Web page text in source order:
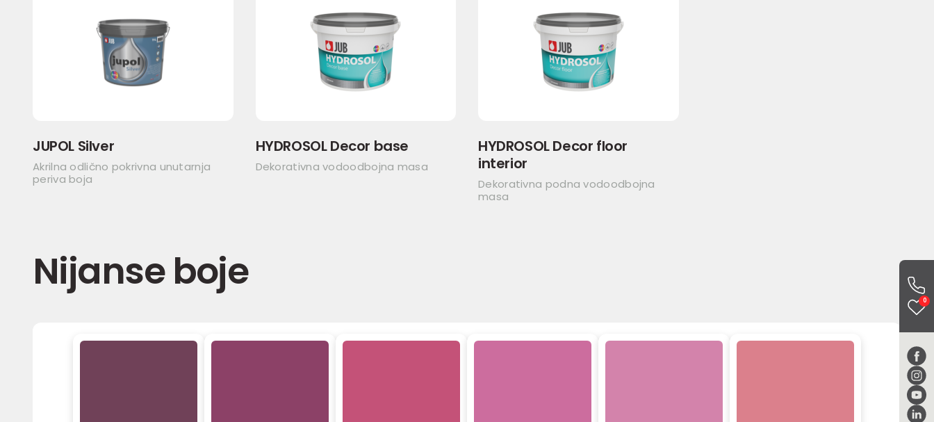
0
JUPOL Silver
Akrilna odlično pokrivna unutarnja
periva boja
HYDROSOL Decor base
Dekorativna vodoodbojna masa
HYDROSOL Decor floor
interior
Dekorativna podna vodoodbojna
masa
Nijanse boje